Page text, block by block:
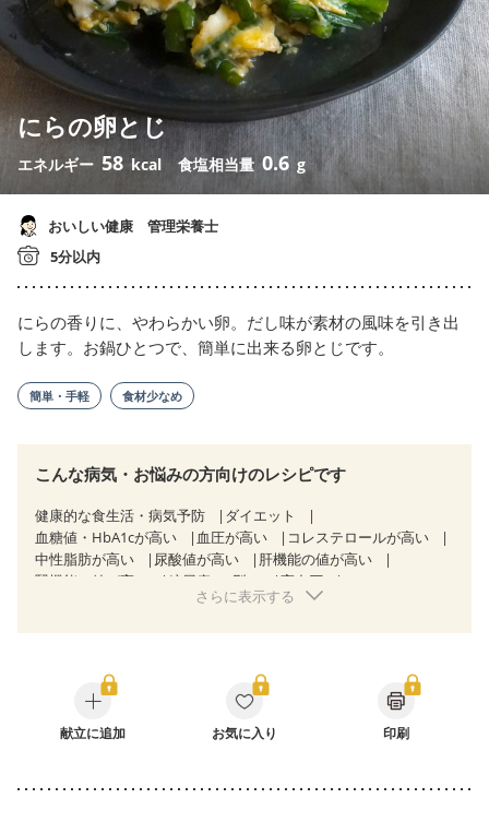
にらの卵とじ
エネルギー 58 kcal 食塩相当量 0.6 g
おいしい健康 管理栄養士
5分以内
にらの香りに、やわらかい卵。だし味が素材の風味を引き出
します。お鍋ひとつで、簡単に出来る卵とじです。
簡単・手軽 食材少なめ
こんな病気・お悩みの方向けのレシピです
健康的な食生活・病気予防
ダイエット
血糖値・HbA1cが高い
血圧が高い
コレステロールが高い
中性脂肪が高い
尿酸値が高い
肝機能の値が高い
腎機能の値が高い
糖尿病（2型）
高血圧
胃炎
胃ポリープ
糖尿病性腎症（第３期）
CKD（ステージ１）
CKD（ステージ２）
CKD（ステージ３b）
乳がん（抗がん剤治療中）
乳がん（ホルモン療法中）
さらに表示する
献立に追加 お気に入り 印刷